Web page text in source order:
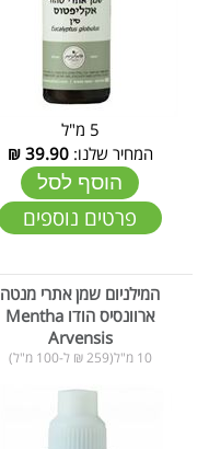
5 מ"ל
המחיר שלנו:39.90
₪
הוסף לסל
פרטים נוספים
המילניום שמן אתרי מנטה
ארוונסיס הודו Mentha
Arvensis
10 מ"ל(259 ₪ ל-100 מ"ל)